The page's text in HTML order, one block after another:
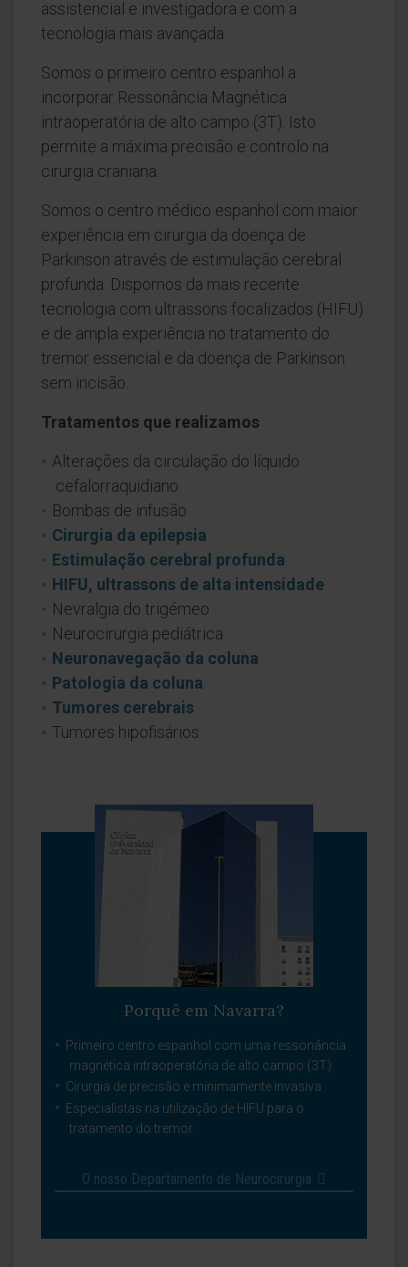
assistencial e investigadora e com a
tecnologia mais avançada.
Somos o primeiro centro espanhol a
incorporar Ressonância Magnética
intraoperatória de alto campo (3T). Isto
permite a máxima precisão e controlo na
cirurgia craniana.
Somos o centro médico espanhol com maior
experiência em cirurgia da doença de
Parkinson através de estimulação cerebral
profunda. Dispomos da mais recente
tecnologia com ultrassons focalizados (HIFU)
e de ampla experiência no tratamento do
tremor essencial e da doença de Parkinson
sem incisão.
Tratamentos que realizamos
Alterações da circulação do líquido
cefalorraquidiano
Bombas de infusão
Cirurgia da epilepsia
Estimulação cerebral profunda
HIFU, ultrassons de alta intensidade
Nevralgia do trigémeo
Neurocirurgia pediátrica
Neuronavegação da coluna
Patologia da coluna
Tumores cerebrais
Tumores hipofisários
Porquê em Navarra?
Primeiro centro espanhol com uma ressonância
magnética intraoperatória de alto campo (3T).
Cirurgia de precisão e minimamente invasiva.
Especialistas na utilização de HIFU para o
tratamento do tremor.
O nosso Departamento de Neurocirurgia